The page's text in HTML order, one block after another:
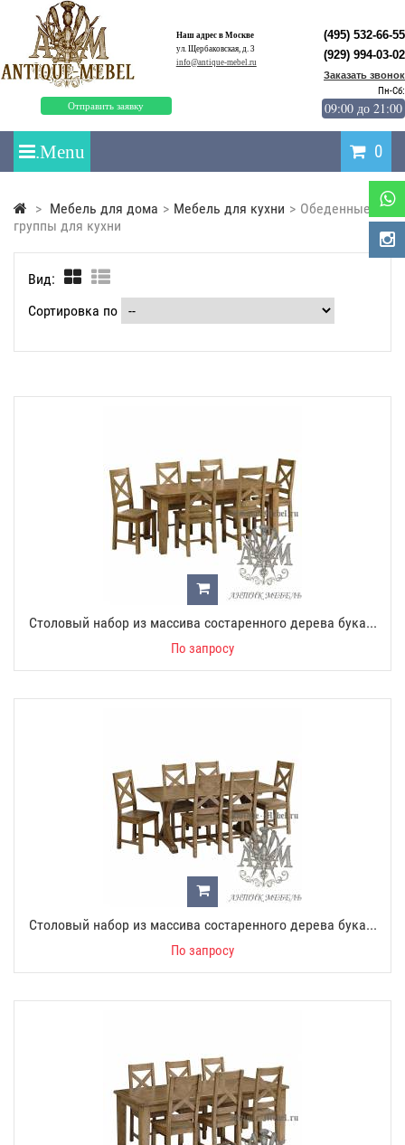
Наш адрес в Москве
ул. Щербаковская, д. 3
info@antique-mebel.ru
Отправить заявку
(495) 532-66-55
(929) 994-03-02
Заказать звонок
Пн-Сб:
09:00 до 21:00
0
> Мебель для дома > Мебель для кухни > Обеденные
группы для кухни
Вид:
Сортировка по
Столовый набор из массива состаренного дерева бука...
По запросу
Столовый набор из массива состаренного дерева бука...
По запросу